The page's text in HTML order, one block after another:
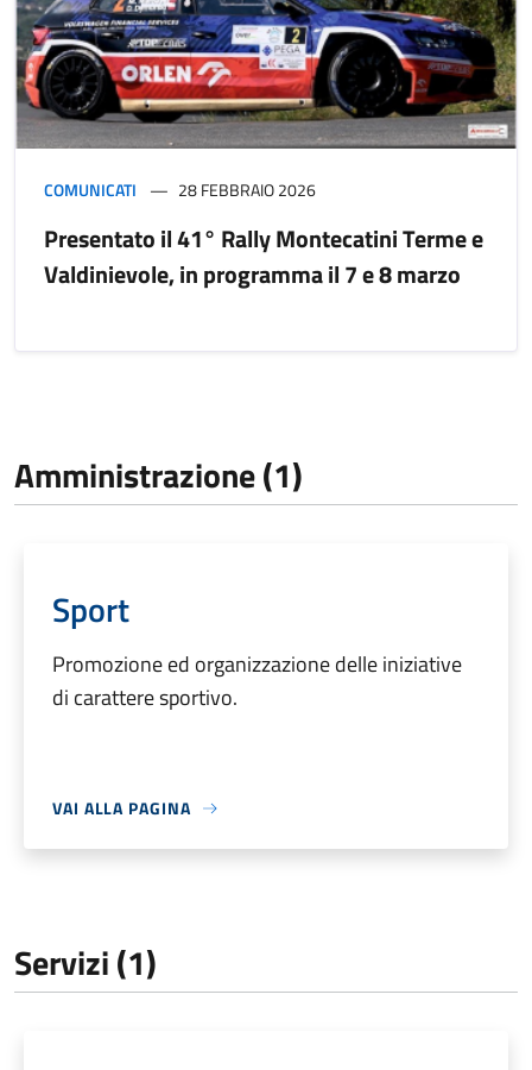
COMUNICATI 28 FEBBRAIO 2026
Presentato il 41° Rally Montecatini Terme e
Valdinievole, in programma il 7 e 8 marzo
Amministrazione (1)
Sport
Promozione ed organizzazione delle iniziative
di carattere sportivo.
VAI ALLA PAGINA
Servizi (1)